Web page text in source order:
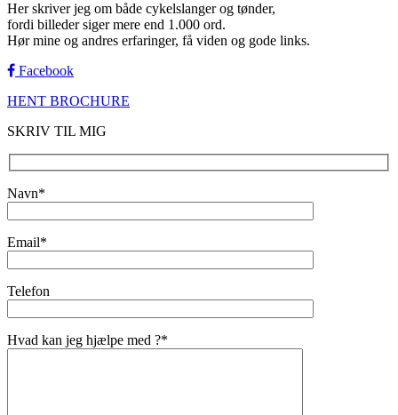
Her skriver jeg om både cykelslanger og tønder,
fordi billeder siger mere end 1.000 ord.
Hør mine og andres erfaringer, få viden og gode links.
Facebook
HENT BROCHURE
SKRIV TIL MIG
Navn*
Email*
Telefon
Hvad kan jeg hjælpe med ?*